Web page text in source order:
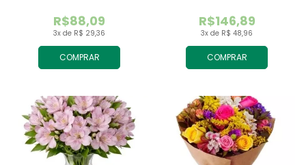
COMPRAR
3x de R$ 29,36
R$88,09
COMPRAR
3x de R$ 48,96
R$146,89